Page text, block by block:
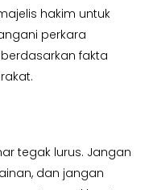
hakim untuk
perkara
fakta
tegak lurus. Jangan
dan jangan